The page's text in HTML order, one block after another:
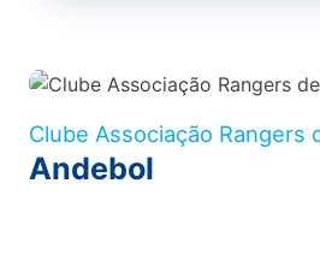
Clube Associação Rangers
Andebol